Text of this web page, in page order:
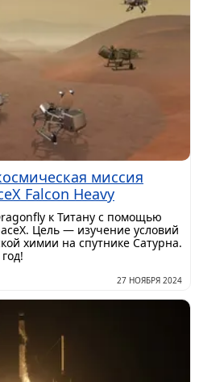
миссия
Falcon Heavy
к Титану с помощью
Цель — изучение условий
химии на спутнике Сатурна.
27 НОЯБРЯ 2024